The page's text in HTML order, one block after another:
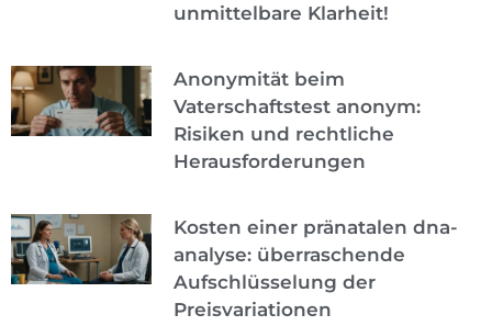
unmittelbare Klarheit!
Anonymität beim
Vaterschaftstest anonym:
Risiken und rechtliche
Herausforderungen
Kosten einer pränatalen dna-
analyse: überraschende
Aufschlüsselung der
Preisvariationen